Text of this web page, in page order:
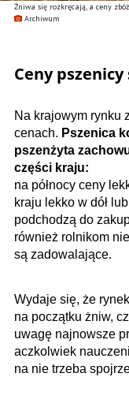
Żniwa się rozkręcają, a ceny
Archiwum
Ceny
Na krajowym rynku
cenach. Pszenica
pszenżyta
części kraju:
na północy ceny
kraju lekko w dół
podchodzą do
również rolnikom
są zadowalające.
Wydaje się, że
na początku żniw,
uwagę najnowsze
aczkolwiek
na nie trzeba